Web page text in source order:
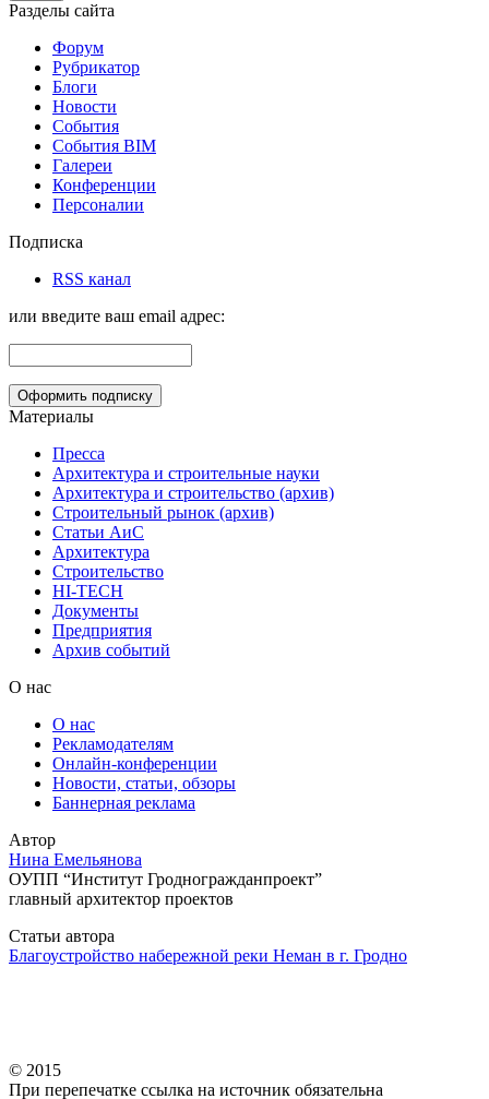
Разделы сайта
Форум
Рубрикатор
Блоги
Новости
События
События BIM
Галереи
Конференции
Персоналии
Подписка
RSS канал
или введите ваш email адрес:
Материалы
Пресса
Архитектура и строительные науки
Архитектура и строительство (архив)
Строительный рынок (архив)
Статьи АиС
Архитектура
Строительство
HI-TECH
Документы
Предприятия
Архив событий
О нас
О нас
Рекламодателям
Онлайн-конференции
Новости, статьи, обзоры
Баннерная реклама
Автор
Нина Емельянова
ОУПП “Институт Гродногражданпроект”
главный архитектор проектов
Статьи автора
Благоустройство набережной реки Неман в г. Гродно
© 2015
При перепечатке ссылка на источник обязательна